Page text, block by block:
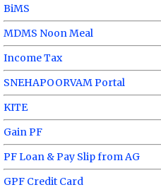
BiMS
MDMS Noon Meal
Income Tax
SNEHAPOORVAM Portal
KITE
Gain PF
PF Loan & Pay Slip from AG
GPF Credit Card